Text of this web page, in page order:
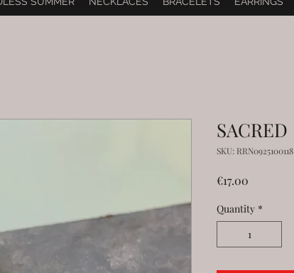
SACRED
SKU: RRN0925100118
€17.00
Quantity *